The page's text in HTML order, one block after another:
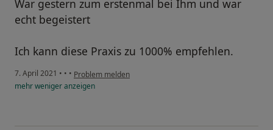
War gestern zum erstenmal bei Ihm und war
echt begeistert
Ich kann diese Praxis zu 1000% empfehlen.
7. April 2021 • • • Problem melden
mehrwenigeranzeigen